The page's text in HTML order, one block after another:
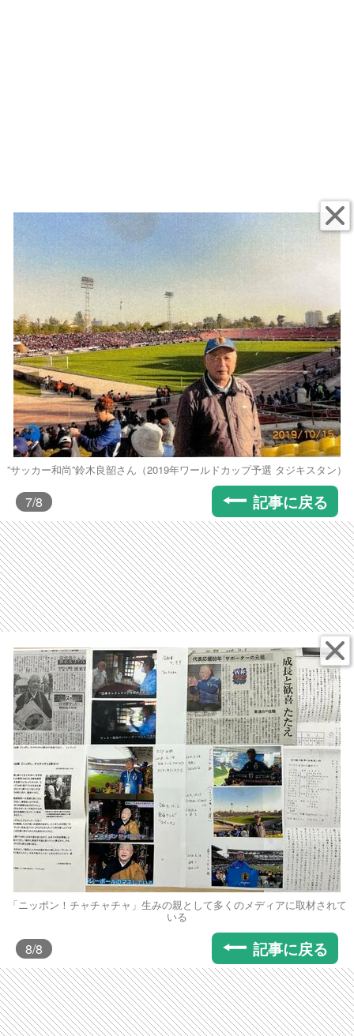
”サッカー和尚”鈴木良韶さん（2019年ワールドカップ予選 タジキスタン）
7/8 記事に戻る
「ニッポン！チャチャチャ」生みの親として多くのメディアに取材されて
いる
8/8 記事に戻る